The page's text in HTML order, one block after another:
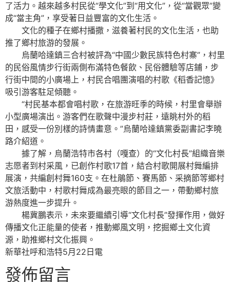
了活力。越來越多村民從“學文化”到“用文化”，從“當觀眾”變
成“當主角”，享受著日益豐富的文化生活。
文化的種子在鄉村播撒，滋養著村民的文化生活，也助
推了鄉村旅游的發展。
烏蘭哈達鎮三合村被評為“中國少數民族特色村寨”，村里
的民俗風情步行街兩側布滿特色餐飲、民俗體驗等店鋪，步
行街中間的小廣場上，村民合唱團演唱的村歌《稻香記憶》
吸引游客駐足傾聽。
“村民基本都會唱村歌，在旅游旺季的時候，村里會舉辦
小型廣場演出。游客們在歌聲中漫步村莊，遠眺村外的稻
田，感受一份別樣的詩情畫意。”烏蘭哈達鎮黨委副書記李曉
路介紹道。
據了解，烏蘭浩特市各村（嘎查）的“文化村長”組織音樂
志愿者到村采風，已創作村歌17首，結合村歌開展村舞編排
展演，共編創村舞160支。在杜鵑節、賽馬節、采摘節等鄉村
文旅活動中，村歌村舞成為最亮眼的節目之一，帶動鄉村旅
游熱度進一步提升。
楊冀鵬表示，未來要繼續引導“文化村長”發揮作用，做好
傳播文化正能量的使者，推動鄉風文明，挖掘鄉土文化資
源，助推鄉村文化振興。
新華社呼和浩特5月22日電
發佈留言